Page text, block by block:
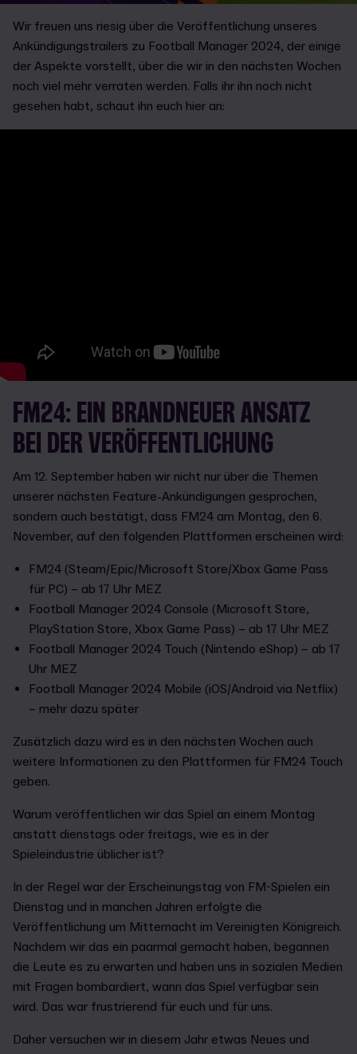
Wir freuen uns riesig über die Veröffentlichung unseres
Ankündigungstrailers zu Football Manager 2024, der einige
der Aspekte vorstellt, über die wir in den nächsten Wochen
noch viel mehr verraten werden. Falls ihr ihn noch nicht
gesehen habt, schaut ihn euch hier an:
FM24: EIN BRANDNEUER ANSATZ
BEI DER VERÖFFENTLICHUNG
Am 12. September haben wir nicht nur über die Themen
unserer nächsten Feature-Ankündigungen gesprochen,
sondern auch bestätigt, dass FM24 am Montag, den 6.
November, auf den folgenden Plattformen erscheinen wird:
FM24 (Steam/Epic/Microsoft Store/Xbox Game Pass
für PC) – ab 17 Uhr MEZ
Football Manager 2024 Console (Microsoft Store,
PlayStation Store, Xbox Game Pass) – ab 17 Uhr MEZ
Football Manager 2024 Touch (Nintendo eShop) – ab 17
Uhr MEZ
Football Manager 2024 Mobile (iOS/Android via Netflix)
– mehr dazu später
Zusätzlich dazu wird es in den nächsten Wochen auch
weitere Informationen zu den Plattformen für FM24 Touch
geben.
Warum veröffentlichen wir das Spiel an einem Montag
anstatt dienstags oder freitags, wie es in der
Spieleindustrie üblicher ist?
In der Regel war der Erscheinungstag von FM-Spielen ein
Dienstag und in manchen Jahren erfolgte die
Veröffentlichung um Mitternacht im Vereinigten Königreich.
Nachdem wir das ein paarmal gemacht haben, begannen
die Leute es zu erwarten und haben uns in sozialen Medien
mit Fragen bombardiert, wann das Spiel verfügbar sein
wird. Das war frustrierend für euch und für uns.
Daher versuchen wir in diesem Jahr etwas Neues und